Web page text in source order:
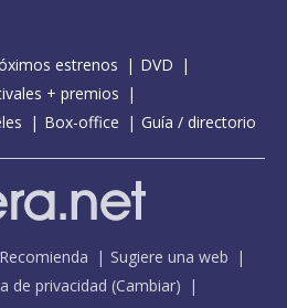
estrenos
DVD
+ premios
Box-office Guía / directorio
Recomienda
Sugiere una web
de privacidad (Cambiar)